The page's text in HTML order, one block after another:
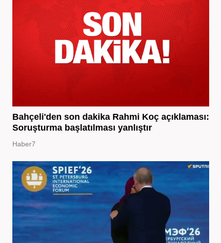
Bahçeli'den son dakika Rahmi Koç açıklaması:
Soruşturma başlatılması yanlıştır
Haber7